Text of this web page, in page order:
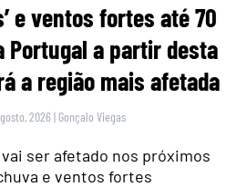
e ventos fortes até 70
a partir desta
a região mais afetada
2026 | Gonçalo Viegas
ser afetado nos próximos
e ventos fortes